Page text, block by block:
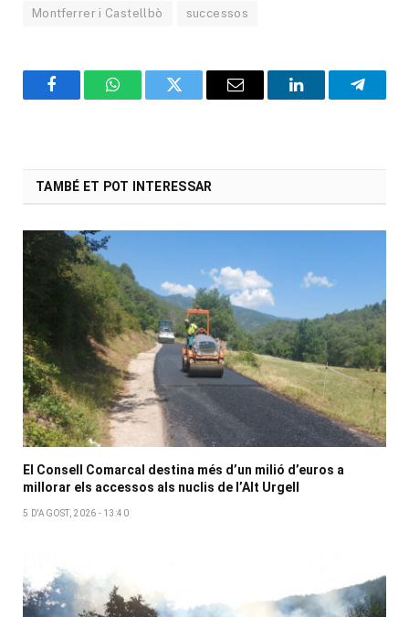
Montferrer i Castellbò successos
FacebookWhatsAppTwitter Email LinkedIn
TAMBÉ ET POT INTERESSAR
El Consell Comarcal destina més d’un milió d’euros a
millorar els accessos als nuclis de l’Alt Urgell
5 D'AGOST, 2026 - 13:40